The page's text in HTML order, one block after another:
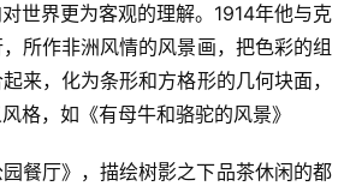
世界更为客观的理解。1914年他与克
所作非洲风情的风景画，把色彩的组
来，化为条形和方格形的几何块面，
格，如《有母牛和骆驼的风景》